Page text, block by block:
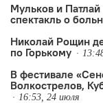
Мульков и
спектакль о
Николай Рощин
по Горькому
В фестивале
Волкострелов,
16:53, 24 июля